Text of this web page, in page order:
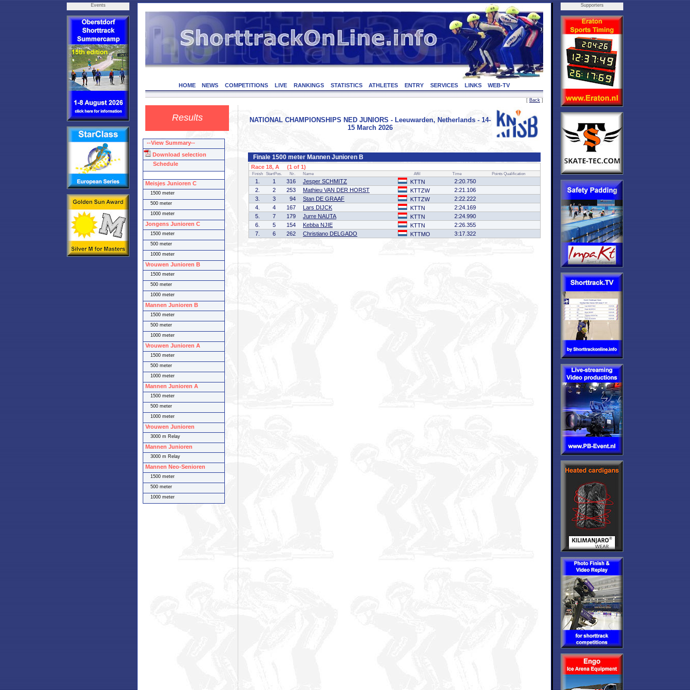
Events
HOME NEWS COMPETITIONS LIVE RANKINGS STATISTICS ATHLETES ENTRY SERVICES LINKS WEB-TV
[ Back ]
Results
NATIONAL CHAMPIONSHIPS NED JUNIORS - Leeuwarden, Netherlands - 14-
15 March 2026
Finale 1500 meter Mannen Junioren B
Race 18, A (1 of 1)
Finish StartPos. Nr. Name Affil Time Points Qualification
1. 1 316 Jesper SCHMITZ KTTN
2:20.750
2.
2 253 Mathieu VAN DER HORST KTTZW
2:21.106
3.
3 94 Stan DE GRAAF KTTZW
2:22.222
4.
4 167 Lars DIJCK KTTN
2:24.169
5.
7 179 Jurre NAUTA KTTN
2:24.990
6.
5 154 Kebba NJIE KTTN
2:26.355
7.
6 262 Christiano DELGADO KTTMO 3:17.322
Supporters
--View Summary--
Download selection
Schedule
Meisjes Junioren C
1500 meter
500 meter
1000 meter
Jongens Junioren C
1500 meter
500 meter
1000 meter
Vrouwen Junioren B
1500 meter
500 meter
1000 meter
Mannen Junioren B
1500 meter
500 meter
1000 meter
Vrouwen Junioren A
1500 meter
500 meter
1000 meter
Mannen Junioren A
1500 meter
500 meter
1000 meter
Vrouwen Junioren
3000 m Relay
Mannen Junioren
3000 m Relay
Mannen Neo-Senioren
1500 meter
500 meter
1000 meter